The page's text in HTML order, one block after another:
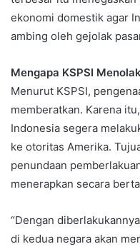
ekonomi domestik agar
ambing oleh gejolak
Mengapa KSPSI
Menurut KSPSI,
memberatkan. Karena
Indonesia segera
ke otoritas Amerika.
penundaan
menerapkan secara
“Dengan
di kedua negara akan